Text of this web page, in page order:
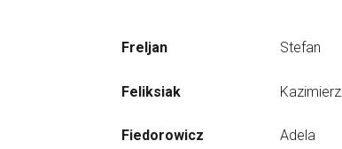
Freljan Stefan
Feliksiak Kazimierz
Fiedorowicz
Adela